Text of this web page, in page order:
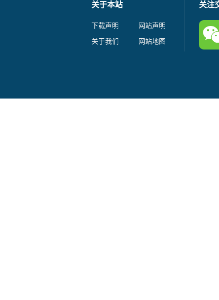
关于本站
下载声明
网站声明
关于我们
网站地图
关注